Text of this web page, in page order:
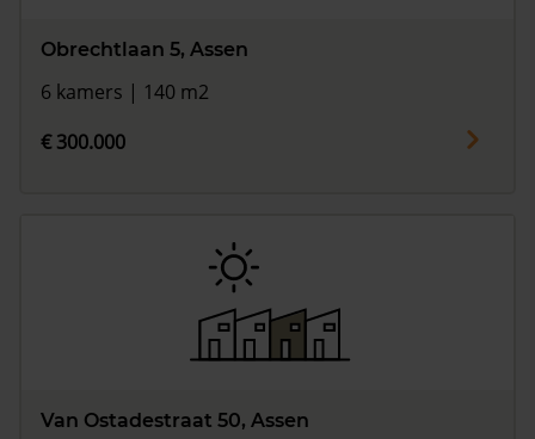
Obrechtlaan 5, Assen
6 kamers | 140 m2
€ 300.000
Van Ostadestraat 50, Assen